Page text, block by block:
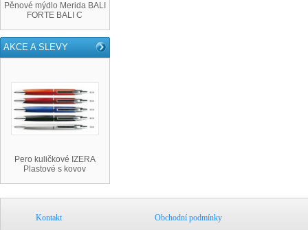
Pěnové mýdlo Merida BALI
FORTE BALI C
AKCE A SLEVY
Pero kuličkové IZERA
Plastové s kovov
Obchodní podmínky
Kontakt